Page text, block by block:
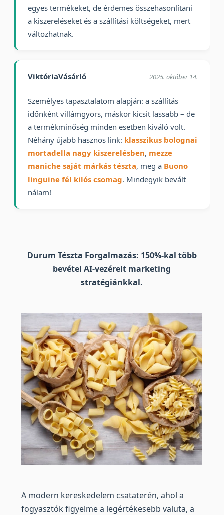
egyes termékeket, de érdemes összehasonlítani
a kiszereléseket és a szállítási költségeket, mert
változhatnak.
ViktóriaVásárló 2025. október 14.
Személyes tapasztalatom alapján: a szállítás
időnként villámgyors, máskor kicsit lassabb – de
a termékminőség minden esetben kiváló volt.
Néhány újabb hasznos link: klasszikus bolognai
mortadella nagy kiszerelésben, mezze
maniche saját márkás tészta, meg a Buono
linguine fél kilós csomag. Mindegyik bevált
nálam!
Durum Tészta Forgalmazás: 150%-kal több
bevétel AI-vezérelt marketing
stratégiánkkal.
A modern kereskedelem csataterén, ahol a
fogyasztók figyelme a legértékesebb valuta, a